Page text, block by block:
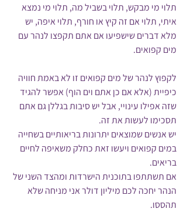
תלוי מי מבקש, תלוי בשביל מה, תלוי מי נמצא
איתי, תלוי אם זה קיץ או חורף, תלוי איפה, יש
מלא דברים שישפיעו אם אתם תקפצו לנהר עם
מים קפואים.
לקפוץ לנהר של מים קפואים זו לא באמת חוויה
כיפיית (אלא אם כן אתם וים הוף) אפשר להגיד
שזה אפילו עינויי, אבל יש סיבות בגללן גם אתם
תסכימו לעשות את זה.
יש אנשים שמוצאים יתרונות בריאותיים בשחייה
במים קפואים ויעשו זאת כחלק משאיפה לחיים
בריאים.
אם תשתתפו בתוכנית הישרדות ומהצד השני של
הנהר יחכה לכם מיליון דולר אני מניחה שלא
תהססו.